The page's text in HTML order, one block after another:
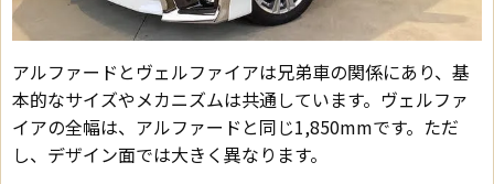
アルファードとヴェルファイアは兄弟車の関係にあり、基
本的なサイズやメカニズムは共通しています。ヴェルファ
イアの全幅は、アルファードと同じ1,850mmです。ただ
し、デザイン面では大きく異なります。